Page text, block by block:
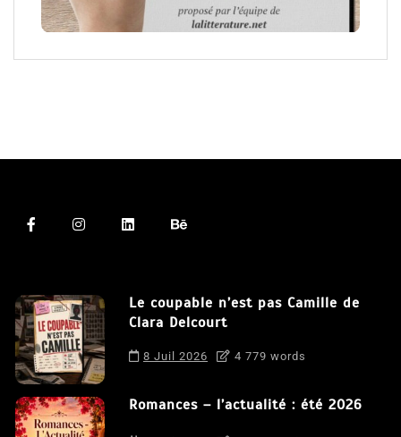
Le coupable n’est pas Camille de
Clara Delcourt
8 Juil 2026 4 779 words
Romances – l’actualité : été 2026